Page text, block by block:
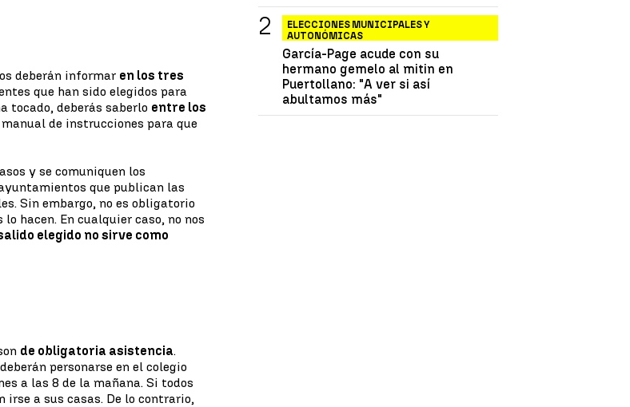
deberán informar en los tres
que han sido elegidos para
tocado, deberás saberlo entre los
de instrucciones para que
y se comuniquen los
que publican las
Sin embargo, no es obligatorio
hacen. En cualquier caso, no nos
elegido no sirve como
de obligatoria asistencia.
personarse en el colegio
a las 8 de la mañana. Si todos
a sus casas. De lo contrario,
ELECCIONES MUNICIPALES Y
AUTONÓMICAS
García-Page acude con su
hermano gemelo al mitin en
Puertollano: "A ver si así
abultamos más"